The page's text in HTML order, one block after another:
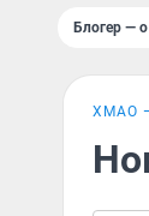
Блогер —
ХМАО